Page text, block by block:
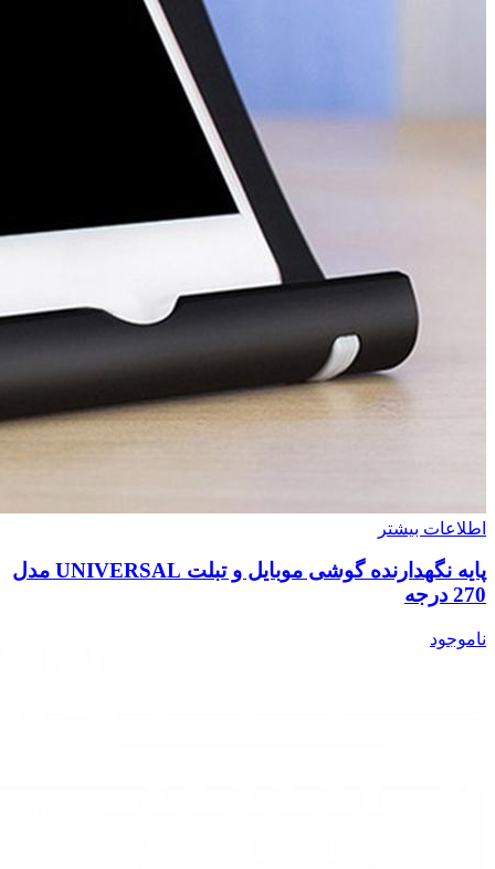
اطلاعات بیشتر
پایه نگهدارنده گوشی موبایل و تبلت UNIVERSAL مدل
270 درجه
ناموجود